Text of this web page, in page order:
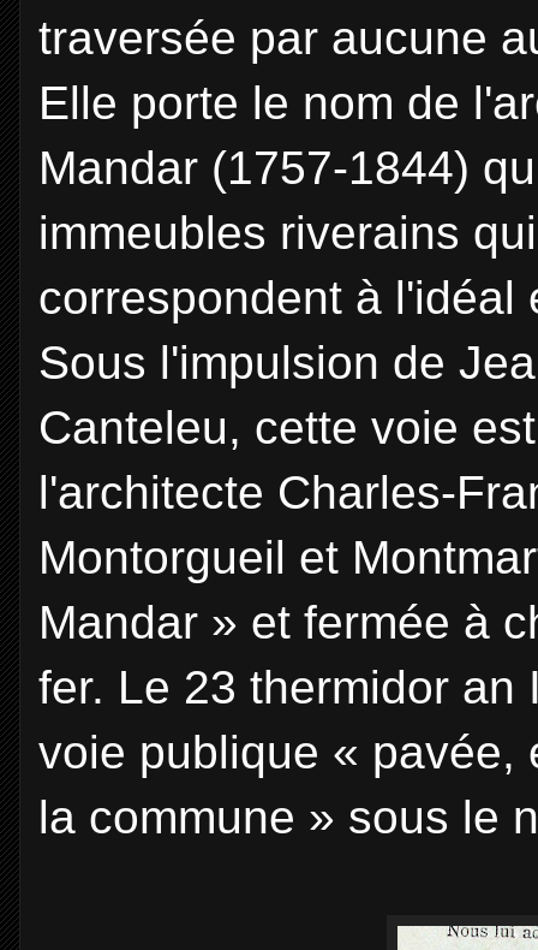
traversée par aucune
Elle porte le nom de
Mandar (1757-1844)
immeubles riverains
correspondent à l'idéal
Sous l'impulsion de
Canteleu, cette voie
l'architecte Charles-
Montorgueil et
Mandar » et fermée à
fer. Le 23 thermidor an
voie publique « pavée,
la commune » sous le